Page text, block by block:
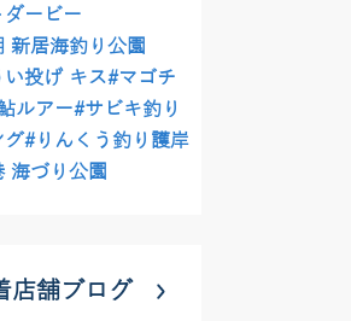
ービー
新居海釣り公園
投げ キス#マゴチ
ルアー#サビキ釣り
グ#りんくう釣り護岸
海づり公園
店舗ブログ